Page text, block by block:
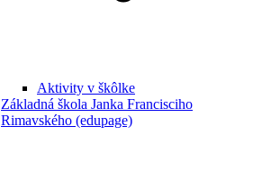
Aktivity v škôlke
Základná škola Janka Francisciho
Rimavského (edupage)